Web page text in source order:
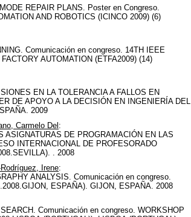
REPAIR PLANS. Poster en Congreso.
AND ROBOTICS (ICINCO 2009) (6)
Comunicación en congreso. 14TH IEEE
AUTOMATION (ETFA2009) (14)
EN LA TOLERANCIA A FALLOS EN
DE APOYO A LA DECISIÓN EN INGENIERÍA DEL
2009
Carmelo Del :
ASIGNATURAS DE PROGRAMACIÓN EN LAS
INTERNACIONAL DE PROFESORADO
. 2008
Rodríguez, Irene:
ANALYSIS. Comunicación en congreso.
ESPAÑA). GIJON, ESPAÑA. 2008
Comunicación en congreso. WORKSHOP